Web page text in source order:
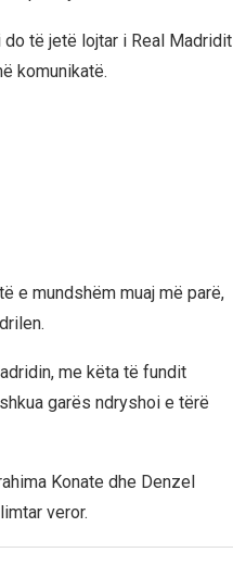
do të jetë lojtar i Real Madridit
komunikatë.
e mundshëm muaj më parë,
me këta të fundit
garës ndryshoi e tërë
Konate dhe Denzel
veror.